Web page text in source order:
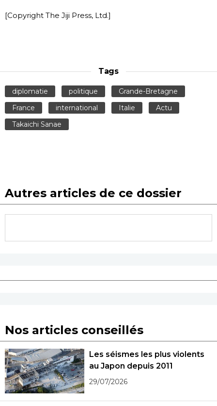
[Copyright The Jiji Press, Ltd.]
Tags
diplomatie politique
Grande-Bretagne
France
international Italie
Actu
Takaichi Sanae
Autres articles de ce dossier
Nos articles conseillés
Les séismes les plus violents
au Japon depuis 2011
29/07/2026